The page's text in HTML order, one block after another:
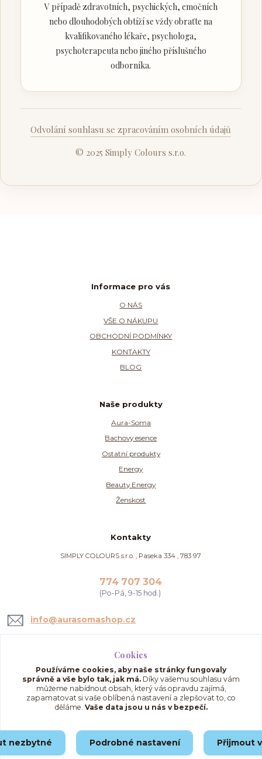
V případě zdravotních, psychických, emočních
nebo dlouhodobých obtíží se vždy obraťte na
kvalifikovaného lékaře, psychologa,
psychoterapeuta nebo jiného příslušného
odborníka.
Odvolání souhlasu se zpracováním osobních údajů
© 2025 Simply Colours s.r.o.
Informace pro vás
O NÁS
VŠE O NÁKUPU
OBCHODNÍ PODMÍNKY
KONTAKTY
BLOG
Naše produkty
Aura-Soma
Bachovy esence
Ostatní produkty
Energy
Beauty Energy
Ženskost
Kontakty
SIMPLY COLOURS s.r.o. , Paseka 334 , 783 97
774 707 304
(Po-Pá, 9-15 hod.)
info@aurasomashop.cz
Upravit sběr cookies.
© 2025 AuraSomaShop.cz – provozovatel Simply Colours s.r.o., IČO: 02562286, se
sídlem Paseka 334, 783 97, Česká republika.
Cookies
Používáme cookies, aby naše stránky fungovaly
správně a vše bylo tak, jak má. Díky vašemu souhlasu vám
můžeme nabídnout obsah, který vás opravdu zajímá,
zapamatovat si vaše oblíbená nastavení a zlepšovat to, co
děláme. Vaše data jsou u nás v bezpečí.
nezbytné Podrobné nastavení Přijmout